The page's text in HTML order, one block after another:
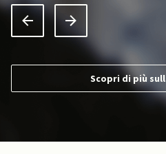
Scopri di più